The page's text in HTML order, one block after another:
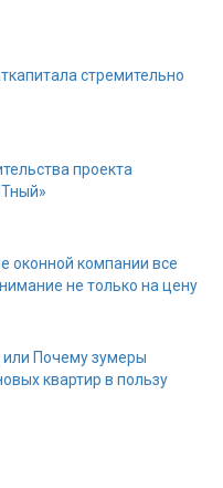
стремительно
проекта
оконной компании все
не только на цену
Почему зумеры
квартир в пользу